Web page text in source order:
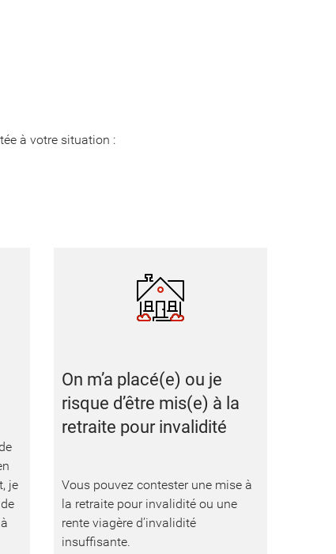
à votre situation :
je
On m’a placé(e) ou je
risque d’être mis(e) à la
retraite pour invalidité
Vous pouvez contester une mise à
la retraite pour invalidité ou une
rente viagère d’invalidité
insuffisante.